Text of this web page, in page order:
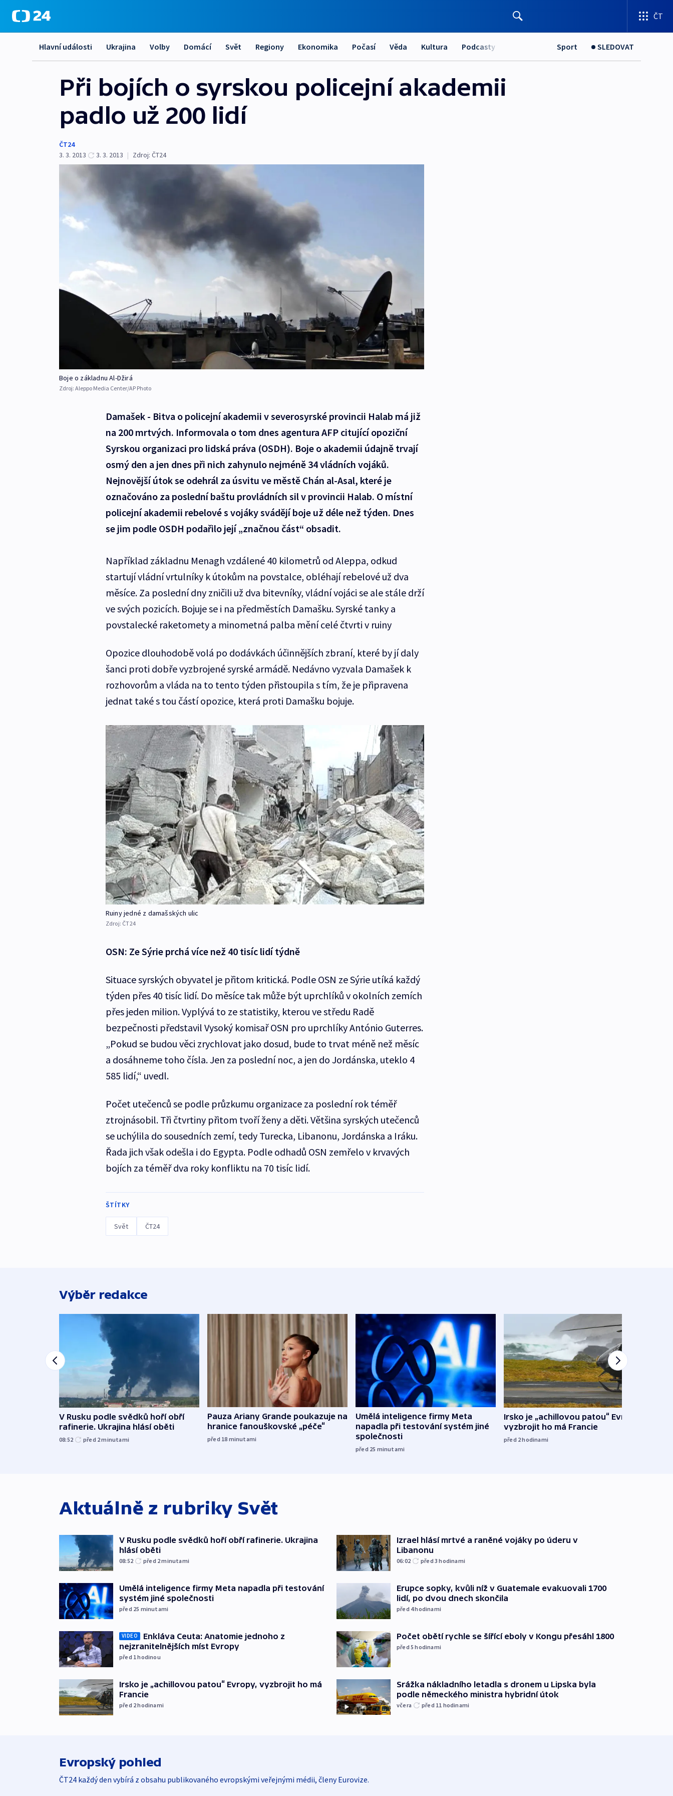
ČT
Hlavní události Ukrajina Volby Domácí Svět Regiony Ekonomika Počasí Věda Kultura Podcasty Sport SLEDOVAT
Při bojích o syrskou policejní akademii
padlo už 200 lidí
ČT24
3. 3. 2013
3. 3. 2013 | Zdroj: ČT24
Boje o základnu Al-Džirá
Zdroj: Aleppo Media Center/AP Photo
Damašek - Bitva o policejní akademii v severosyrské provincii Halab má již
na 200 mrtvých. Informovala o tom dnes agentura AFP citující opoziční
Syrskou organizaci pro lidská práva (OSDH). Boje o akademii údajně trvají
osmý den a jen dnes při nich zahynulo nejméně 34 vládních vojáků.
Nejnovější útok se odehrál za úsvitu ve městě Chán al-Asal, které je
označováno za poslední baštu provládních sil v provincii Halab. O místní
policejní akademii rebelové s vojáky svádějí boje už déle než týden. Dnes
se jim podle OSDH podařilo její „značnou část“ obsadit.
Například základnu Menagh vzdálené 40 kilometrů od Aleppa, odkud
startují vládní vrtulníky k útokům na povstalce, obléhají rebelové už dva
měsíce. Za poslední dny zničili už dva bitevníky, vládní vojáci se ale stále drží
ve svých pozicích. Bojuje se i na předměstích Damašku. Syrské tanky a
povstalecké raketomety a minometná palba mění celé čtvrti v ruiny
Opozice dlouhodobě volá po dodávkách účinnějších zbraní, které by jí daly
šanci proti dobře vyzbrojené syrské armádě. Nedávno vyzvala Damašek k
rozhovorům a vláda na to tento týden přistoupila s tím, že je připravena
jednat také s tou částí opozice, která proti Damašku bojuje.
Ruiny jedné z damašských ulic
Zdroj: ČT24
OSN: Ze Sýrie prchá více než 40 tisíc lidí týdně
Situace syrských obyvatel je přitom kritická. Podle OSN ze Sýrie utíká každý
týden přes 40 tisíc lidí. Do měsíce tak může být uprchlíků v okolních zemích
přes jeden milion. Vyplývá to ze statistiky, kterou ve středu Radě
bezpečnosti představil Vysoký komisař OSN pro uprchlíky António Guterres.
„Pokud se budou věci zrychlovat jako dosud, bude to trvat méně než měsíc
a dosáhneme toho čísla. Jen za poslední noc, a jen do Jordánska, uteklo 4
585 lidí,“ uvedl.
Počet utečenců se podle průzkumu organizace za poslední rok téměř
ztrojnásobil. Tři čtvrtiny přitom tvoří ženy a děti. Většina syrských utečenců
se uchýlila do sousedních zemí, tedy Turecka, Libanonu, Jordánska a Iráku.
Řada jich však odešla i do Egypta. Podle odhadů OSN zemřelo v krvavých
bojích za téměř dva roky konfliktu na 70 tisíc lidí.
ŠTÍTKY
Svět ČT24
Výběr redakce
V Rusku podle svědků hoří obří
rafinerie. Ukrajina hlásí oběti
08:52 před 2minutami
Pauza Ariany Grande poukazuje na
hranice fanouškovské „péče“
před 18 minutami
Umělá inteligence firmy Meta
napadla při testování systém jiné
společnosti
před 25 minutami
Irsko je „achillovou patou“ Evropy,
vyzbrojit ho má Francie
před 2hodinami
Aktuálně z rubriky Svět
V Rusku podle svědků hoří obří rafinerie. Ukrajina
hlásí oběti
08:52 před 2minutami
Umělá inteligence firmy Meta napadla při testování
systém jiné společnosti
před 25 minutami
VIDEO
Enkláva Ceuta: Anatomie jednoho z
nejzranitelnějších míst Evropy
před 1hodinou
Irsko je „achillovou patou“ Evropy, vyzbrojit ho má
Francie
před 2hodinami
Izrael hlásí mrtvé a raněné vojáky po úderu v
Libanonu
06:02 před 3hodinami
Erupce sopky, kvůli níž v Guatemale evakuovali 1700
lidí, po dvou dnech skončila
před 4hodinami
Počet obětí rychle se šířící eboly v Kongu přesáhl 1800
před 5hodinami
Srážka nákladního letadla s dronem u Lipska byla
podle německého ministra hybridní útok
včera před 11 hodinami
Evropský pohled
ČT24 každý den vybírá z obsahu publikovaného evropskými veřejnými médii, členy Eurovize.